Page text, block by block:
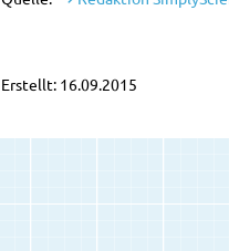
Erstellt: 16.09.2015